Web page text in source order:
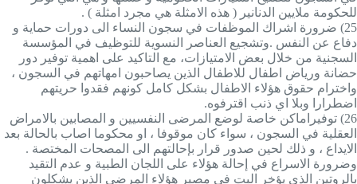
للحكومة ملايين الدنانير ( هذه الامثلة هي مجرد امثلة ) .
25)
ضرورة اشراك الموظفات في سجون النساء الى دورات حماية و
دفاع عن النفس .وتشجيع العناصر النسوية للتوظيف في المؤسسة
السجنية من خلال بعض الامتيازات، مع التاكيد على اهمية توفير دور
حضانة ورياض اطفال للاطفال الذين يصاحبون امهاتهم في السجون ،
واخترام حقوق هؤلاء الاطفال بشكل كامل كونهم فقدوا حريتهم
اضطرارا وبلا اي ذنب اقترفوه.
26) توفيراماكن خاصة لوضع المرضى النفسيين و المصابين بالامراض
العقلية في السجون ، سواء كان موقوفا ، او محكوما اصاب بالحالة بعد
الايداع ، و ذلك لحين صدور قرار بإحالتهم الى المصحات المختصة .
وضرورة الاسراع في إحالة هؤلاء على اللجان الطبية و عدم التقيد
بالروتين الذي يؤخر البت في مصير هؤلاء المرضى الذين يشكلون